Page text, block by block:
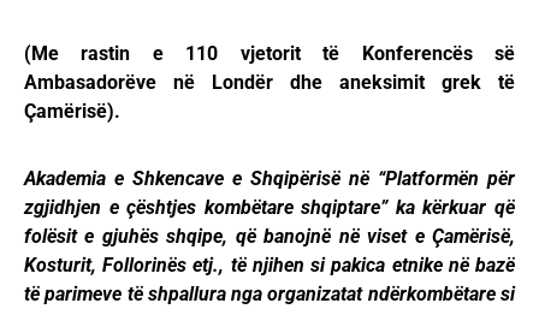
(Me rastin e 110 vjetorit të Konferencës së
Ambasadorëve në Londër dhe aneksimit grek të
Çamërisë).
Akademia e Shkencave e Shqipërisë në “Platformën për
zgjidhjen e çështjes kombëtare shqiptare” ka kërkuar që
folësit e gjuhës shqipe, që banojnë në viset e Çamërisë,
Kosturit, Follorinës etj., të njihen si pakica etnike në bazë
të parimeve të shpallura nga organizatat ndërkombëtare si